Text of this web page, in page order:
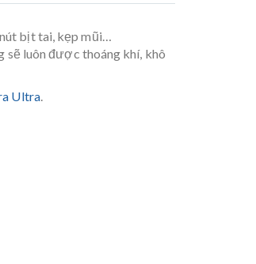
bịt tai, kẹp mũi…
sẽ luôn được thoáng khí, khô
Ultra.